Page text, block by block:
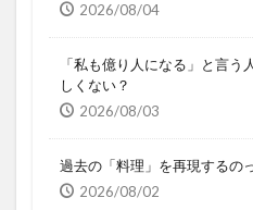
2026/08/04
「私も億り人になる」と言
しくない？
2026/08/03
過去の「料理」を再現するの
2026/08/02